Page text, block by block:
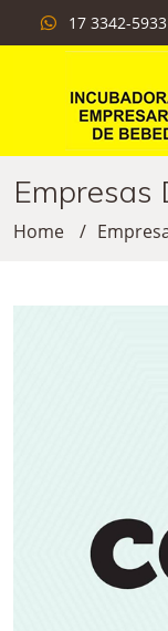
17 3342-5933
Empresas
Home